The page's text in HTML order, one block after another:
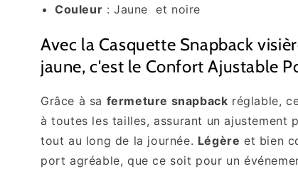
Couleur : Jaune et noire
Avec la Casquette Snapback
jaune, c'est le Confort Ajustable
Grâce à sa fermeture snapback réglable,
à toutes les tailles, assurant un ajustement
tout au long de la journée. Légère et bien
port agréable, que ce soit pour un